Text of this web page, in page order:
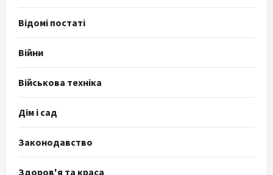
Відомі постаті
Війни
Військова техніка
Дім і сад
Законодавство
Здоров'я та краса